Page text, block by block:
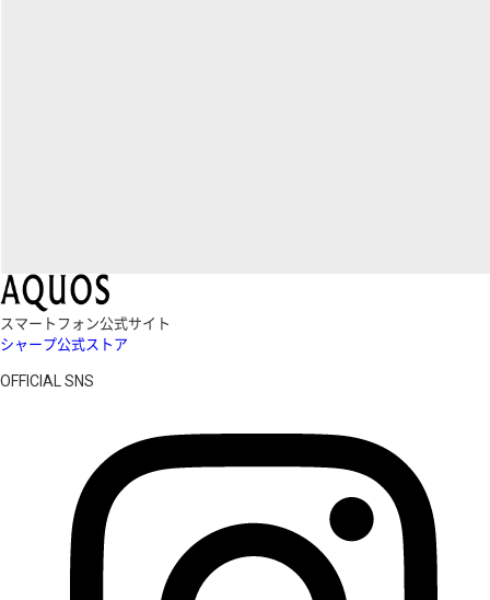
スマートフォン公式サイト
シャープ公式ストア
OFFICIAL SNS